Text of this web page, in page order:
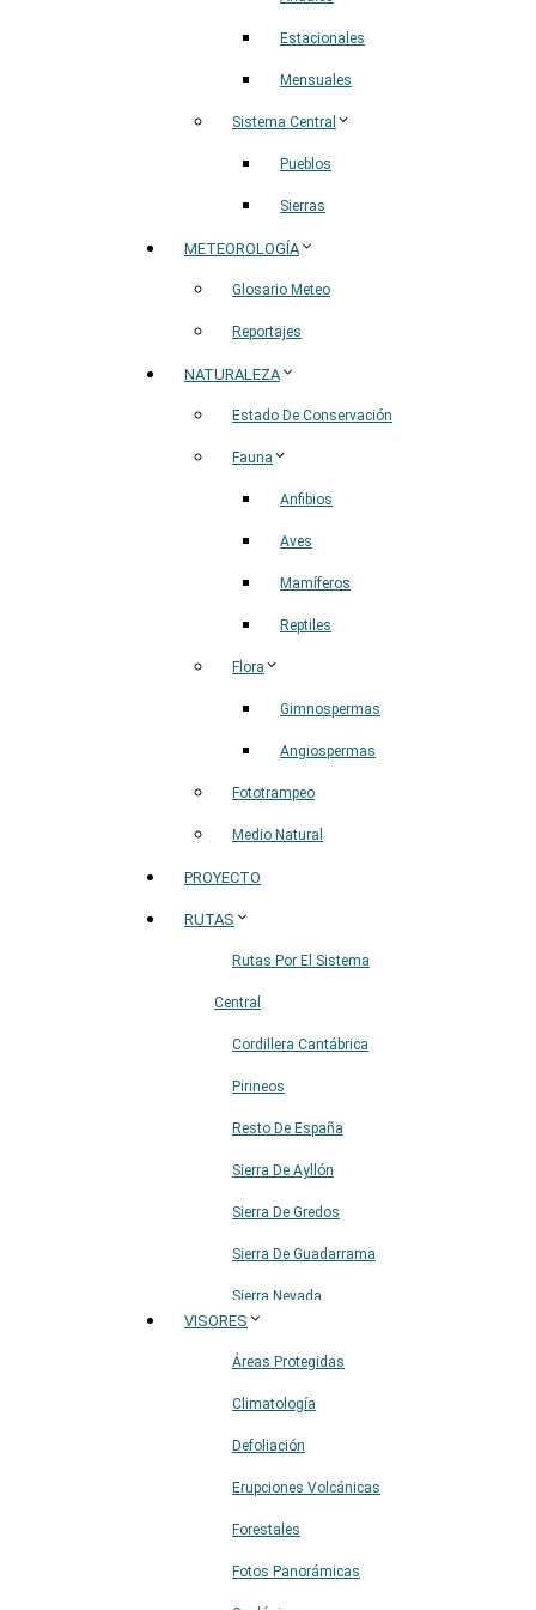
Estacionales
Mensuales
Sistema Central
Pueblos
Sierras
METEOROLOGÍA
Glosario Meteo
Reportajes
NATURALEZA
Estado De Conservación
Fauna
Anfibios
Aves
Mamíferos
Reptiles
Flora
Gimnospermas
Angiospermas
Fototrampeo
Medio Natural
PROYECTO
RUTAS
Rutas Por El Sistema
Central
Cordillera Cantábrica
Pirineos
Resto De España
Sierra De Ayllón
Sierra De Gredos
Sierra De Guadarrama
Sierra Nevada
VISORES
Áreas Protegidas
Climatología
Defoliación
Erupciones Volcánicas
Forestales
Fotos Panorámicas